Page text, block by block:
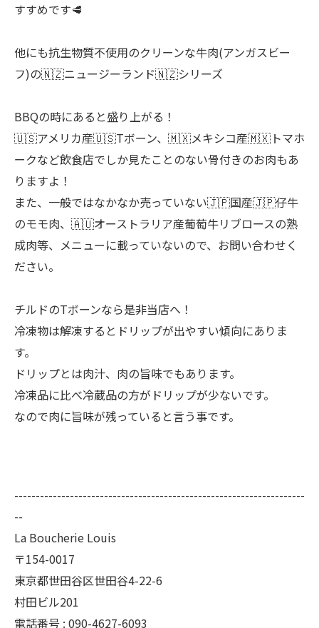
すすめです🥩
他にも抗生物質不使用のクリーンな牛肉(アンガスビー
フ)の🇳🇿ニュージーランド🇳🇿シリーズ
BBQの時にあると盛り上がる！
🇺🇸アメリカ産🇺🇸Tボーン、🇲🇽メキシコ産🇲🇽トマホ
ークなど飲食店でしか見たことのない骨付きのお肉もあ
りますよ！
また、一般ではなかなか売っていない🇯🇵国産🇯🇵仔牛
のモモ肉、🇦🇺オーストラリア産葡萄牛リブロースの熟
成肉等、メニューに載っていないので、お問い合わせく
ださい。
チルドのTボーンなら是非当店へ！
冷凍物は解凍するとドリップが出やすい傾向にありま
す。
ドリップとは肉汁、肉の旨味でもあります。
冷凍品に比べ冷蔵品の方がドリップが少ないです。
なので肉に旨味が残っていると言う事です。
--------------------------------------------------------------------
--
La Boucherie Louis
〒154-0017
東京都世田谷区世田谷4-22-6
村田ビル201
電話番号 : 090-4627-6093